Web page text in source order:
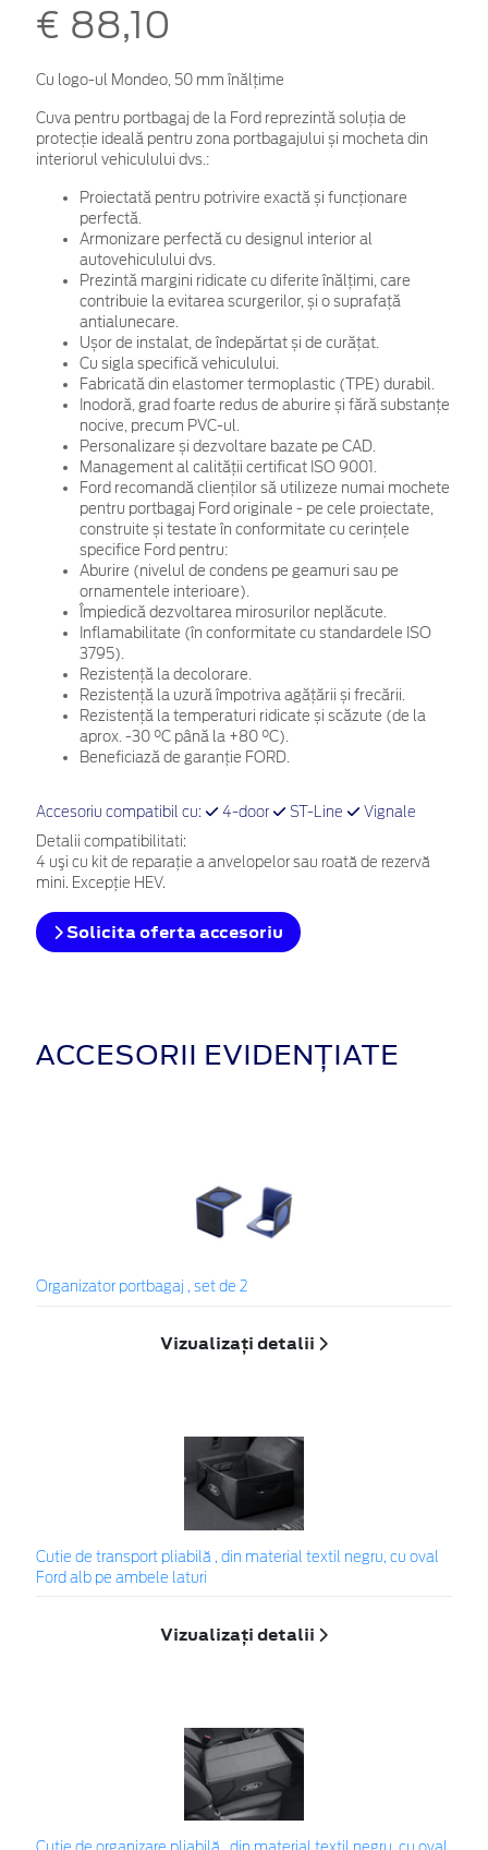
€ 88,10
Cu logo-ul Mondeo, 50 mm înălţime
Cuva pentru portbagaj de la Ford reprezintă soluția de
protecție ideală pentru zona portbagajului și mocheta din
interiorul vehiculului dvs.:
Proiectată pentru potrivire exactă și funcționare
perfectă.
Armonizare perfectă cu designul interior al
autovehiculului dvs.
Prezintă margini ridicate cu diferite înălțimi, care
contribuie la evitarea scurgerilor, și o suprafață
antialunecare.
Ușor de instalat, de îndepărtat și de curățat.
Cu sigla specifică vehiculului.
Fabricată din elastomer termoplastic (TPE) durabil.
Inodoră, grad foarte redus de aburire și fără substanțe
nocive, precum PVC-ul.
Personalizare și dezvoltare bazate pe CAD.
Management al calității certificat ISO 9001.
Ford recomandă clienților să utilizeze numai mochete
pentru portbagaj Ford originale - pe cele proiectate,
construite și testate în conformitate cu cerințele
specifice Ford pentru:
Aburire (nivelul de condens pe geamuri sau pe
ornamentele interioare).
Împiedică dezvoltarea mirosurilor neplăcute.
Inflamabilitate (în conformitate cu standardele ISO
3795).
Rezistență la decolorare.
Rezistență la uzură împotriva agățării și frecării.
Rezistență la temperaturi ridicate și scăzute (de la
aprox. -30 °C până la +80 °C).
Beneficiază de garanție FORD.
Accesoriu compatibil cu: 4-door ST-Line Vignale
Detalii compatibilitati:
4 uşi cu kit de reparaţie a anvelopelor sau roată de rezervă
mini. Excepție HEV.
Solicita oferta accesoriu
ACCESORII EVIDENȚIATE
Organizator portbagaj , set de 2
Vizualizați detalii
Cutie de transport pliabilă , din material textil negru, cu oval
Ford alb pe ambele laturi
Vizualizați detalii